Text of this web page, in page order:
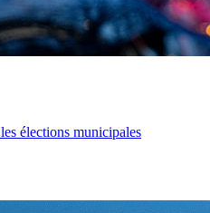
élections municipales